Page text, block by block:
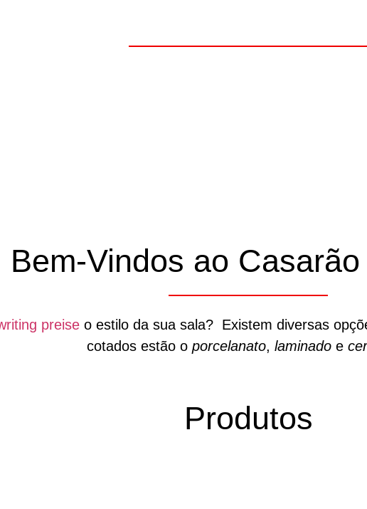
Bem-Vindos ao
preiseo estilo da sua sala? Existem diversas
cotados estão o porcelanato, laminado e
Produtos